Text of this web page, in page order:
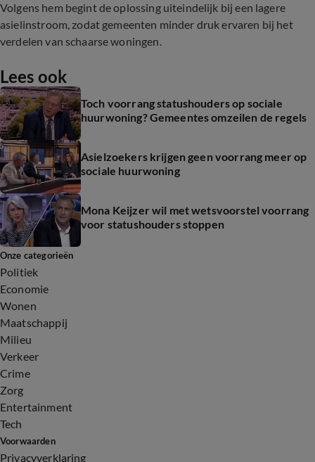
Volgens hem begint de oplossing uiteindelijk bij een lagere
asielinstroom, zodat gemeenten minder druk ervaren bij het
verdelen van schaarse woningen.
Lees ook
Toch voorrang statushouders op sociale
huurwoning? Gemeentes omzeilen de regels
Asielzoekers krijgen geen voorrang meer op
sociale huurwoning
Mona Keijzer wil met wetsvoorstel voorrang
voor statushouders stoppen
Onze categorieën
Politiek
Economie
Wonen
Maatschappij
Milieu
Verkeer
Crime
Zorg
Entertainment
Tech
Voorwaarden
Privacyverklaring